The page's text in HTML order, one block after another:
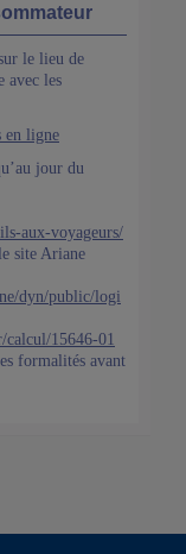
le lieu de
avec les
en ligne
jour du
aux-voyageurs/
site Ariane
dyn/public/logi
15646-01
formalités avant